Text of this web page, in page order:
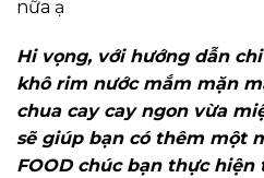
nữa ạ
Hi vọng, với hướng dẫn
khô rim nước mắm mặn
chua cay cay ngon vừa
sẽ giúp bạn có thêm một
FOOD chúc bạn thực hiện